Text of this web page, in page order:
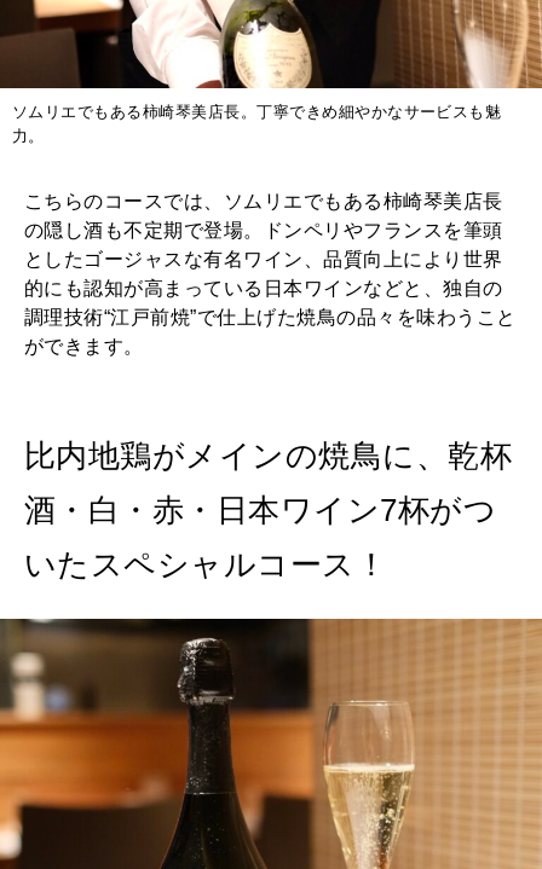
ソムリエでもある柿崎琴美店長。丁寧できめ細やかなサービスも魅
力。
こちらのコースでは、ソムリエでもある柿崎琴美店長
の隠し酒も不定期で登場。ドンペリやフランスを筆頭
としたゴージャスな有名ワイン、品質向上により世界
的にも認知が高まっている日本ワインなどと、独自の
調理技術“江戸前焼”で仕上げた焼鳥の品々を味わうこと
ができます。
比内地鶏がメインの焼鳥に、乾杯
酒・白・赤・日本ワイン7杯がつ
いたスペシャルコース！